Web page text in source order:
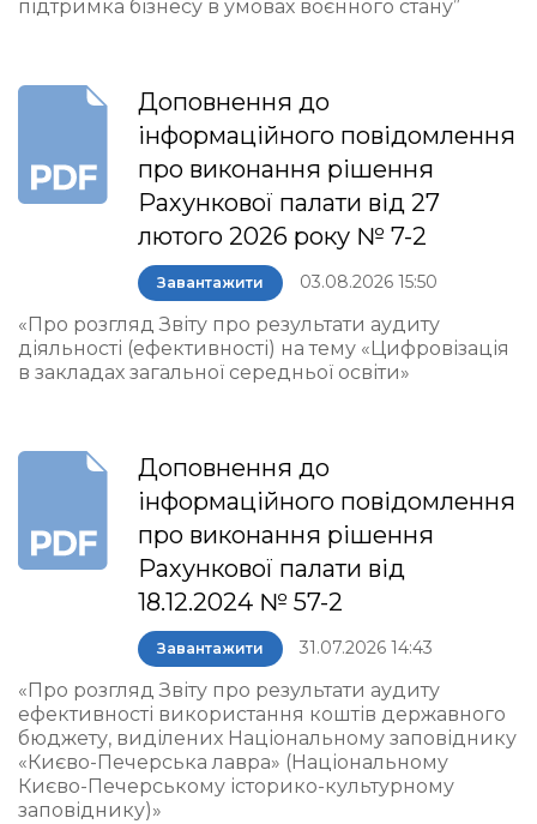
підтримка бізнесу в умовах воєнного стану”
Доповнення до
інформаційного повідомлення
про виконання рішення
Рахункової палати від 27
лютого 2026 року № 7-2
Завантажити 03.08.2026 15:50
«Про розгляд Звіту про результати аудиту
діяльності (ефективності) на тему «Цифровізація
в закладах загальної середньої освіти»
Доповнення до
інформаційного повідомлення
про виконання рішення
Рахункової палати від
18.12.2024 № 57-2
Завантажити 31.07.2026 14:43
«Про розгляд Звіту про результати аудиту
ефективності використання коштів державного
бюджету, виділених Національному заповіднику
«Києво-Печерська лавра» (Національному
Києво-Печерському історико-культурному
заповіднику)»